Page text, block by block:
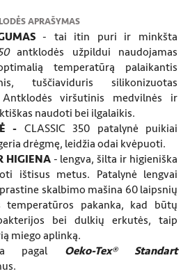
APRAŠYMAS
- tai itin puri ir minkšta
antklodės užpildui naudojamas
temperatūrą palaikantis
tuščiaviduris silikonizuotas
viršutinis medvilnės ir
naudoti bei ilgalaikis.
- CLASSIC 350 patalynė puikiai
drėgmę, leidžia odai kvėpuoti.
HIGIENA- lengva, šilta ir higieniška
ištisus metus. Patalynė lengvai
skalbimo mašina 60laipsnių
temperatūros pakanka, kad būtų
bei dulkių erkutės, taip
miego aplinką.
pagal Oeko-Tex® Standart